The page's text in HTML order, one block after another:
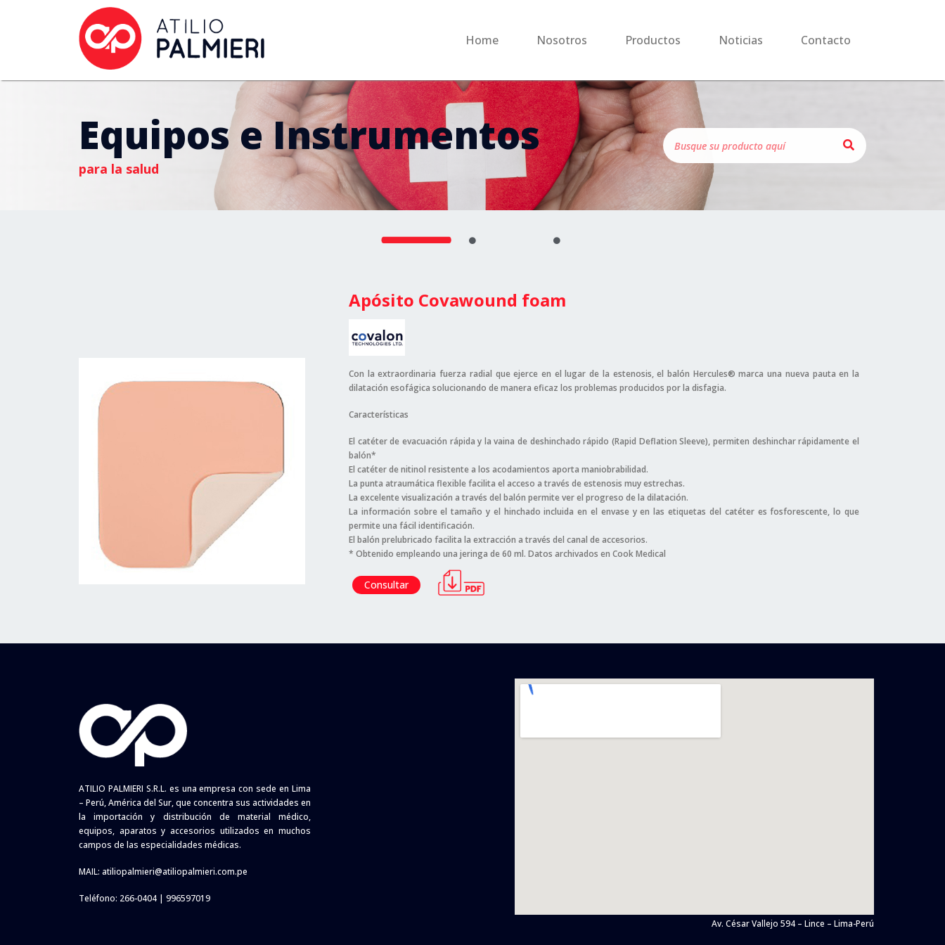
Home Nosotros Productos Noticias Contacto
Equipos e Instrumentos
para la salud
Apósito Covawound foam
Con la extraordinaria fuerza radial que ejerce en el lugar de la estenosis, el balón Hercules® marca una nueva pauta en la
dilatación esofágica solucionando de manera eficaz los problemas producidos por la disfagia.
Características
El catéter de evacuación rápida y la vaina de deshinchado rápido (Rapid Deflation Sleeve), permiten deshinchar rápidamente el
balón*
El catéter de nitinol resistente a los acodamientos aporta maniobrabilidad.
La punta atraumática flexible facilita el acceso a través de estenosis muy estrechas.
La excelente visualización a través del balón permite ver el progreso de la dilatación.
La información sobre el tamaño y el hinchado incluida en el envase y en las etiquetas del catéter es fosforescente, lo que
permite una fácil identificación.
El balón prelubricado facilita la extracción a través del canal de accesorios.
* Obtenido empleando una jeringa de 60 ml. Datos archivados en Cook Medical
Consultar
ATILIO PALMIERI S.R.L. es una empresa con sede en Lima
– Perú, América del Sur, que concentra sus actividades en
la importación y distribución de material médico,
equipos, aparatos y accesorios utilizados en muchos
campos de las especialidades médicas.
MAIL: atiliopalmieri@atiliopalmieri.com.pe
Teléfono: 266-0404 | 996597019
Av. César Vallejo 594 – Lince – Lima-Perú